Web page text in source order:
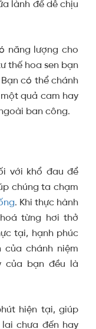
lành để dễ chịu
năng lượng cho
thế hoa sen bạn
có thể chánh
quả cam hay
ban công.
với khổ đau để
chúng ta chạm
. Khi thực hành
từng hơi thở
tại, hạnh phúc
của chánh niệm
của bạn đều là
hiện tại, giúp
chưa đến hay